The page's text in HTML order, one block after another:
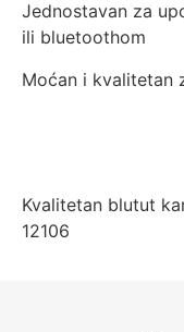
Jednostavan za
ili bluetoothom
Moćan i kvalitetan
Kvalitetan blutut
12106